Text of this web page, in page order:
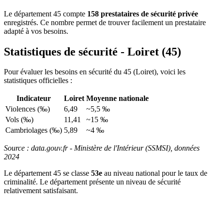
Le département 45 compte 158 prestataires de sécurité privée
enregistrés. Ce nombre permet de trouver facilement un prestataire
adapté à vos besoins.
Statistiques de sécurité - Loiret (45)
Pour évaluer les besoins en sécurité du 45 (Loiret), voici les
statistiques officielles :
Indicateur Loiret Moyenne nationale
Violences (‰)
6,49
~5,5 ‰
Vols (‰)
11,41
~15 ‰
Cambriolages (‰) 5,89 ~4 ‰
Source : data.gouv.fr - Ministère de l'Intérieur (SSMSI), données
2024
Le département 45 se classe 53e au niveau national pour le taux de
criminalité. Le département présente un niveau de sécurité
relativement satisfaisant.